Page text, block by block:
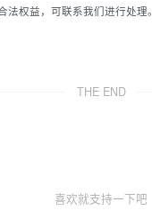
权益，可联系我们进行处理。
THE END
喜欢就支持一下吧